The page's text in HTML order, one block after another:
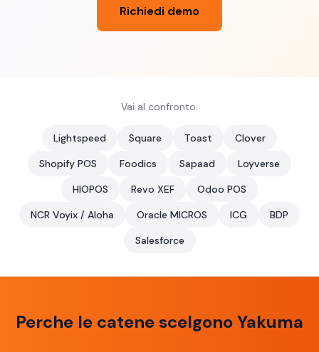
Richiedi demo
Vai al confronto:
Lightspeed Square Toast
Clover
Shopify POS
Foodics Sapaad
Loyverse
HIOPOS
Revo XEF
Odoo POS
NCR Voyix / Aloha
Oracle MICROS ICG
BDP
Salesforce
Perche le catene scelgono Yakuma